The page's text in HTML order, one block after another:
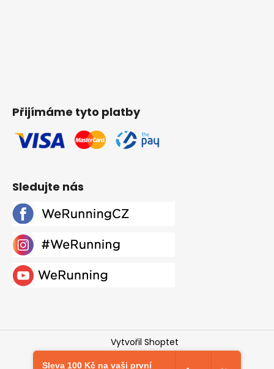
Přijímáme tyto platby
Sledujte nás
Vytvořil Shoptet
Copyright 2026
Werunning.cz
Sleva 100 Kč na vaši první